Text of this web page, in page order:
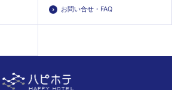
お問い合せ・FAQ